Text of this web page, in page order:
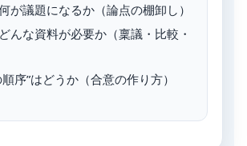
が議題になるか（論点の棚卸し）
んな資料が必要か（稟議・比較・
序”はどうか（合意の作り方）